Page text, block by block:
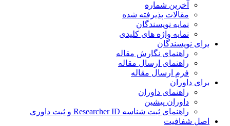
آخرین شماره
مقالات پذیرفته شده
نمایه نویسندگان
نمایه واژه های کلیدی
نویسندگان
راهنمای نگارش مقاله
راهنمای ارسال مقاله
فرم ارسال مقاله
داوران
راهنمای داوران
داوران پیشین
راهنمای ثبت شناسه Researcher ID و ثبت داوری
شفافیت